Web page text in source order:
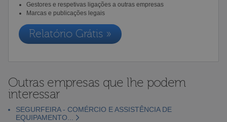
Gestores e respetivas ligações a outras empresas
Marcas e publicações legais
Relatório Grátis »
Outras empresas que lhe podem
interessar
SEGURFEIRA - COMÉRCIO E ASSISTÊNCIA DE
EQUIPAMENTO...